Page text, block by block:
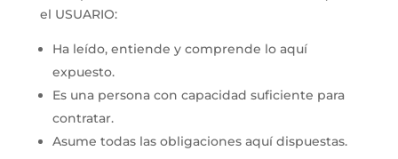
el USUARIO:
Ha leído, entiende y comprende lo aquí
expuesto.
Es una persona con capacidad suficiente para
contratar.
Asume todas las obligaciones aquí dispuestas.